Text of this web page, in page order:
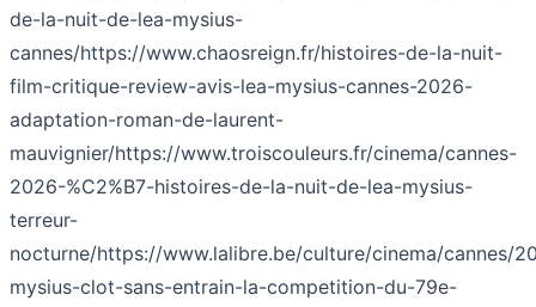
de-la-nuit-de-lea-mysius-
cannes/https://www.chaosreign.fr/histoires-de-la-nuit-
film-critique-review-avis-lea-mysius-cannes-2026-
adaptation-roman-de-laurent-
mauvignier/https://www.troiscouleurs.fr/cinema/cannes-
2026-%C2%B7-histoires-de-la-nuit-de-lea-mysius-
terreur-
nocturne/https://www.lalibre.be/culture/cinema/cannes/
mysius-clot-sans-entrain-la-competition-du-79e-